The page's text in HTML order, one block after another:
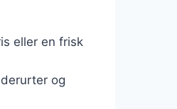
eller en frisk
og